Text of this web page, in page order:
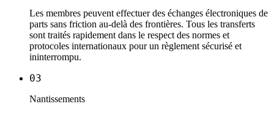
Les membres peuvent effectuer des échanges électroniques de
parts sans friction au-delà des frontières. Tous les transferts
sont traités rapidement dans le respect des normes et
protocoles internationaux pour un règlement sécurisé et
ininterrompu.
03
Nantissements